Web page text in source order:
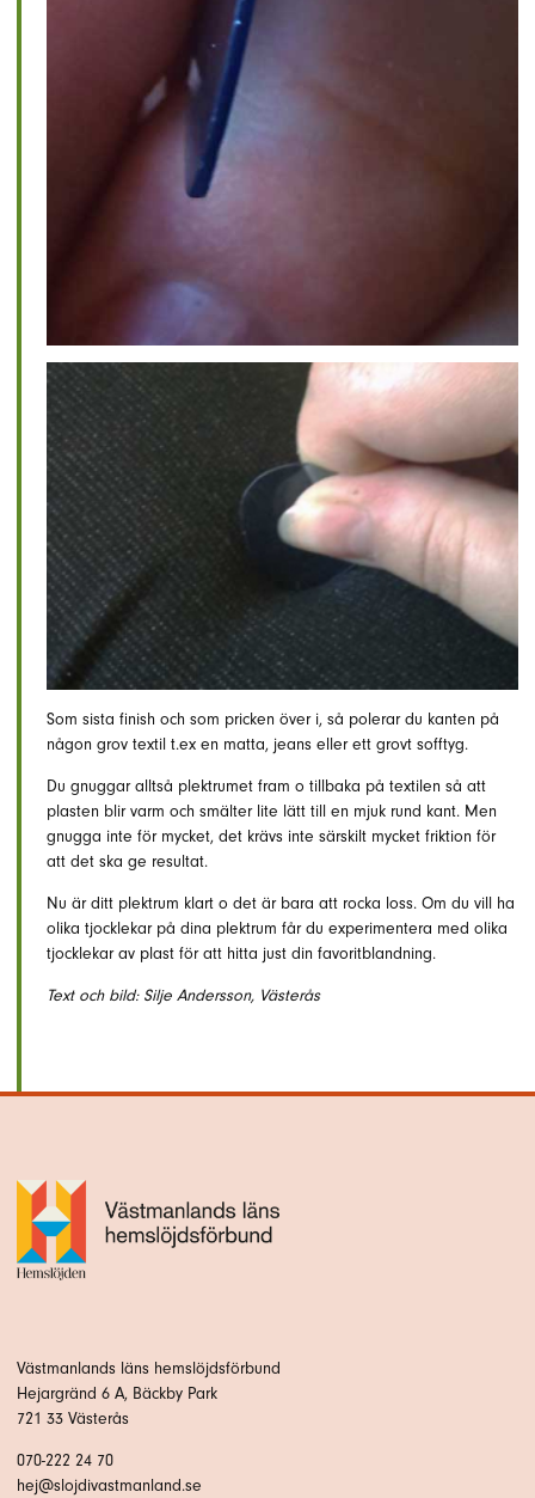
Som sista finish och som pricken över i, så polerar du kanten på
någon grov textil t.ex en matta, jeans eller ett grovt sofftyg.
Du gnuggar alltså plektrumet fram o tillbaka på textilen så att
plasten blir varm och smälter lite lätt till en mjuk rund kant. Men
gnugga inte för mycket, det krävs inte särskilt mycket friktion för
att det ska ge resultat.
Nu är ditt plektrum klart o det är bara att rocka loss. Om du vill ha
olika tjocklekar på dina plektrum får du experimentera med olika
tjocklekar av plast för att hitta just din favoritblandning.
Text och bild: Silje Andersson, Västerås
Västmanlands läns hemslöjdsförbund
Hejargränd 6 A, Bäckby Park
721 33 Västerås
070-222 24 70
hej@slojdivastmanland.se